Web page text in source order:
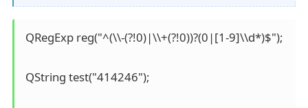
QRegExp reg("^(\\-(?!0)|\\+(?!0))?(0|[1-9]\\d*)$");
QString test("414246");